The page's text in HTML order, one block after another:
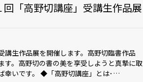
「高野切講座」受講生作品展
生作品展を開催します。高野切臨書作品
す。高野切の書の美を享受しようと真摯に取
幸いです。 ◆「高野切講座」とは･…